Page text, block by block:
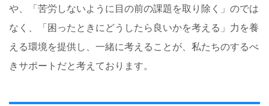
や、「苦労しないように目の前の課題を取り除く」のでは
なく、「困ったときにどうしたら良いかを考える」力を養
える環境を提供し、一緒に考えることが、私たちのするべ
きサポートだと考えております。